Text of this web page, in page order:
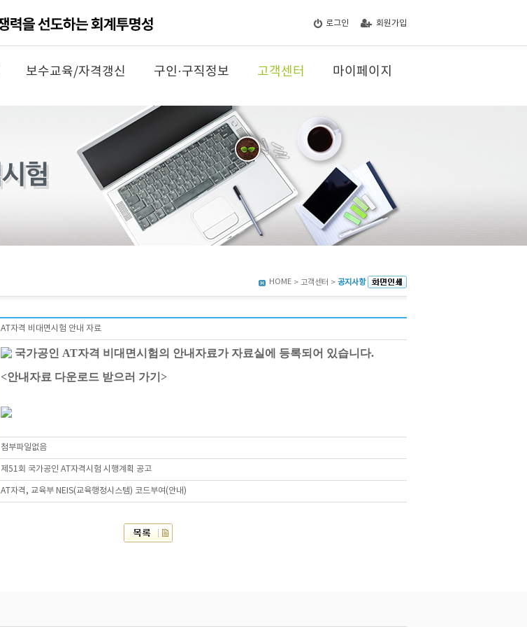
로그인 회원가입
보수교육/자격갱신 구인·구직정보 고객센터 마이페이지
HOME > 고객센터 > 공지사항
AT자격 비대면시험 안내 자료
국가공인 AT자격 비대면시험의 안내자료가자료실에 등록되어 있습니다.
<안내자료 다운로드 받으러 가기>
첨부파일없음
제51회 국가공인 AT자격시험 시행계획 공고
AT자격, 교육부 NEIS(교육행정시스템) 코드부여(안내)